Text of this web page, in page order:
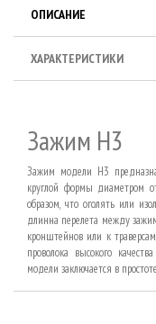
ОПИСАНИЕ
ХАРАКТЕРИСТИКИ
Зажим H3
Зажим модели Н3
круглой формы диаметром
образом, что оголять или
длинна перелета между
кронштейнов или к
проволока высокого
модели заключается в